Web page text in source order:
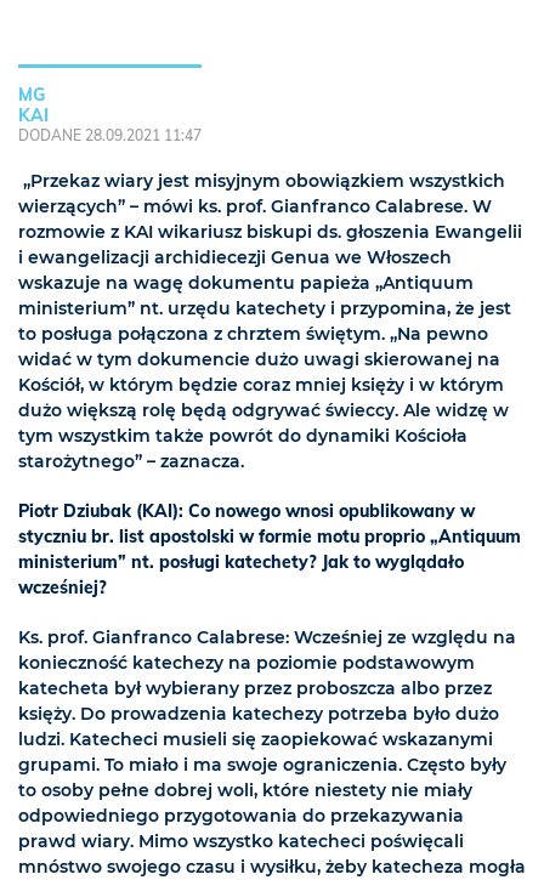
MG
KAI
DODANE 28.09.2021 11:47
„Przekaz wiary jest misyjnym obowiązkiem wszystkich
wierzących” – mówi ks. prof. Gianfranco Calabrese. W
rozmowie z KAI wikariusz biskupi ds. głoszenia Ewangelii
i ewangelizacji archidiecezji Genua we Włoszech
wskazuje na wagę dokumentu papieża „Antiquum
ministerium” nt. urzędu katechety i przypomina, że jest
to posługa połączona z chrztem świętym. „Na pewno
widać w tym dokumencie dużo uwagi skierowanej na
Kościół, w którym będzie coraz mniej księży i w którym
dużo większą rolę będą odgrywać świeccy. Ale widzę w
tym wszystkim także powrót do dynamiki Kościoła
starożytnego” – zaznacza.
Piotr Dziubak (KAI): Co nowego wnosi opublikowany w
styczniu br. list apostolski w formie motu proprio „Antiquum
ministerium” nt. posługi katechety? Jak to wyglądało
wcześniej?
Ks. prof. Gianfranco Calabrese: Wcześniej ze względu na
konieczność katechezy na poziomie podstawowym
katecheta był wybierany przez proboszcza albo przez
księży. Do prowadzenia katechezy potrzeba było dużo
ludzi. Katecheci musieli się zaopiekować wskazanymi
grupami. To miało i ma swoje ograniczenia. Często były
to osoby pełne dobrej woli, które niestety nie miały
odpowiedniego przygotowania do przekazywania
prawd wiary. Mimo wszystko katecheci poświęcali
mnóstwo swojego czasu i wysiłku, żeby katecheza mogła